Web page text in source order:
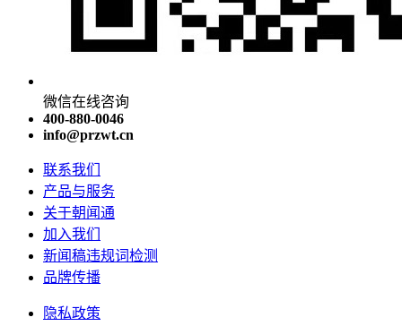
微信在线咨询
400-880-0046
info@przwt.cn
联系我们
产品与服务
关于朝闻通
加入我们
新闻稿违规词检测
品牌传播
隐私政策